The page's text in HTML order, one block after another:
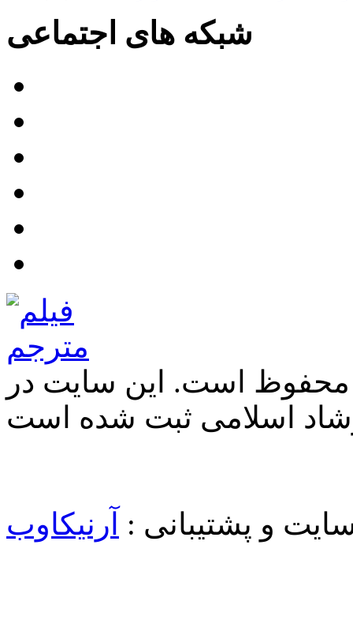
شبکه های اجتماعی
محفوظ است. این سایت در
اسلامی ثبت شده است
و پشتیبانی : آرنیکاوب